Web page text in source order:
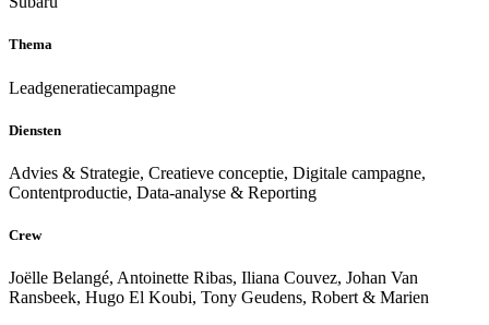
Thema
Leadgeneratiecampagne
Diensten
Advies & Strategie, Creatieve conceptie, Digitale campagne,
Contentproductie, Data-analyse & Reporting
Crew
Joëlle Belangé, Antoinette Ribas, Iliana Couvez, Johan Van
Ransbeek, Hugo El Koubi, Tony Geudens, Robert & Marien